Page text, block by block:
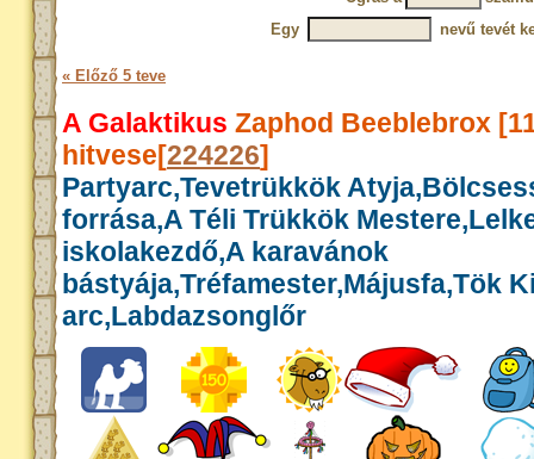
Egy
nevű tevét
« Előző 5 teve
A Galaktikus Zaphod Beeblebrox
hitvese[224226]
Partyarc,Tevetrükkök
forrása,A Téli Trükkök
iskolakezdő,A karavánok
bástyája,Tréfamester,Májusfa,Tök
arc,Labdazsonglőr